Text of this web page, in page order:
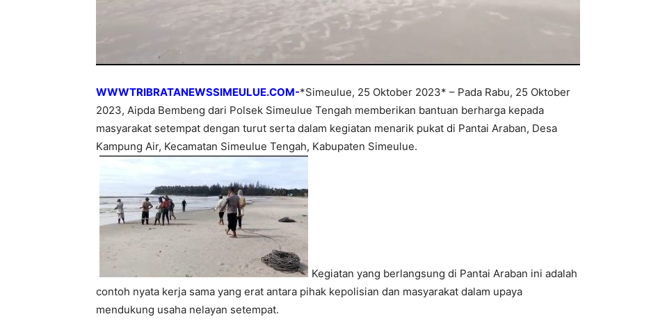
WWWTRIBRATANEWSSIMEULUE.COM-*Simeulue, 25 Oktober 2023* – Pada Rabu, 25 Oktober
2023, Aipda Bembeng dari Polsek Simeulue Tengah memberikan bantuan berharga kepada
masyarakat setempat dengan turut serta dalam kegiatan menarik pukat di Pantai Araban, Desa
Kampung Air, Kecamatan Simeulue Tengah, Kabupaten Simeulue.
Kegiatan yang berlangsung di Pantai Araban ini adalah
contoh nyata kerja sama yang erat antara pihak kepolisian dan masyarakat dalam upaya
mendukung usaha nelayan setempat.